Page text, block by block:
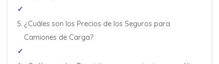
¿Cuáles son los Precios de los Seguros para
Camiones de Carga?